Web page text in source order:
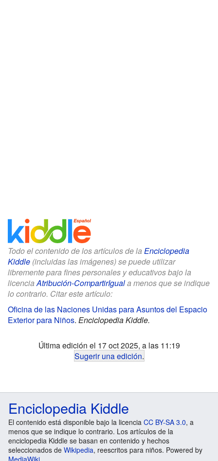
Todo el contenido de los artículos de la Enciclopedia
Kiddle (incluidas las imágenes) se puede utilizar
libremente para fines personales y educativos bajo la
licenciaAtribución-CompartirIguala menos que se indique
lo contrario. Citar este artículo:
Oficina de las Naciones Unidas para Asuntos del Espacio
Exterior para Niños. Enciclopedia Kiddle.
Última edición el 17 oct 2025, a las 11:19
Sugerir una edición.
Enciclopedia Kiddle
El contenido está disponible bajo la licencia CC BY-SA 3.0, a
menos que se indique lo contrario. Los artículos de la
enciclopedia Kiddle se basan en contenido y hechos
seleccionados de Wikipedia, reescritos para niños. Powered by